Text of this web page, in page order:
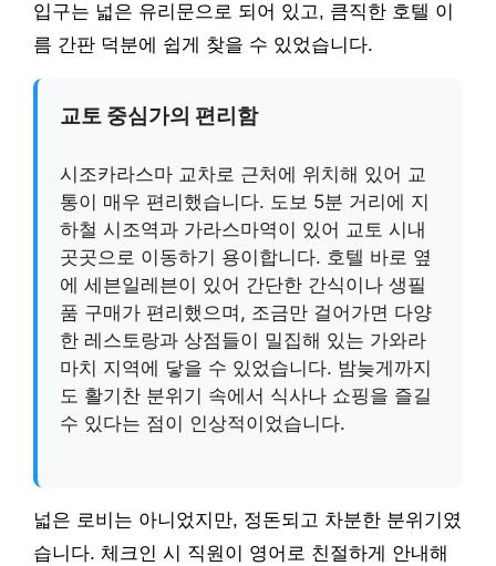
입구는 넓은 유리문으로 되어 있고, 큼직한 호텔 이
름 간판 덕분에 쉽게 찾을 수 있었습니다.
교토 중심가의 편리함
시조카라스마 교차로 근처에 위치해 있어 교
통이 매우 편리했습니다. 도보 5분 거리에 지
하철 시조역과 가라스마역이 있어 교토 시내
곳곳으로 이동하기 용이합니다. 호텔 바로 옆
에 세븐일레븐이 있어 간단한 간식이나 생필
품 구매가 편리했으며, 조금만 걸어가면 다양
한 레스토랑과 상점들이 밀집해 있는 가와라
마치 지역에 닿을 수 있었습니다. 밤늦게까지
도 활기찬 분위기 속에서 식사나 쇼핑을 즐길
수 있다는 점이 인상적이었습니다.
넓은 로비는 아니었지만, 정돈되고 차분한 분위기였
습니다. 체크인 시 직원이 영어로 친절하게 안내해